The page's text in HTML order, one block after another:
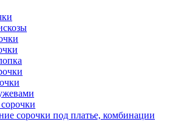
сорочки под платье, комбинации